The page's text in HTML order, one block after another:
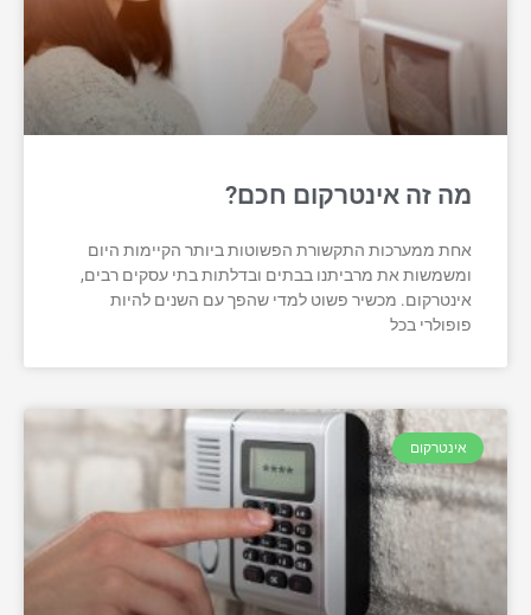
מה זה אינטרקום חכם?
אחת ממערכות התקשורת הפשוטות ביותר הקיימות היום
ומשמשות את מרביתנו בבתים ובדלתות בתי עסקים רבים,
אינטרקום. מכשיר פשוט למדי שהפך עם השנים להיות
פופולרי בכל
אינטרקום